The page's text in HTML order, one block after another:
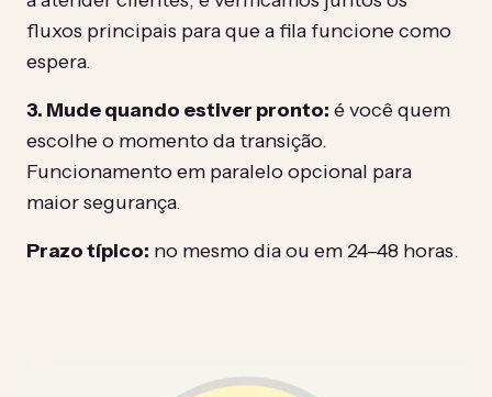
fluxos principais para que a fila funcione como
espera.
3. Mude quando estiver pronto: é você quem
escolhe o momento da transição.
Funcionamento em paralelo opcional para
maior segurança.
Prazo típico: no mesmo dia ou em 24–48 horas.